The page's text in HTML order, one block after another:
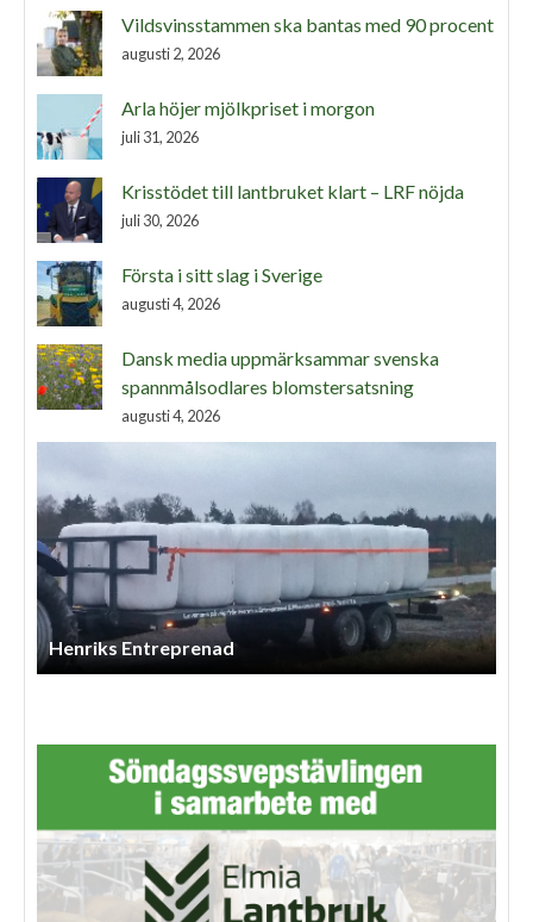
Vildsvinsstammen ska bantas med 90 procent
augusti 2, 2026
Arla höjer mjölkpriset i morgon
juli 31, 2026
Krisstödet till lantbruket klart – LRF nöjda
juli 30, 2026
Första i sitt slag i Sverige
augusti 4, 2026
Dansk media uppmärksammar svenska
spannmålsodlares blomstersatsning
augusti 4, 2026
Henriks Entreprenad